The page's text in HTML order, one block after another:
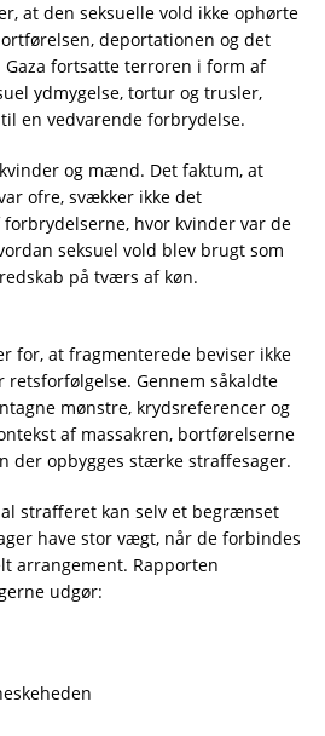
at den seksuelle vold ikke ophørte
deportationen og det
Gaza fortsatte terroren i form af
ydmygelse, tortur og trusler,
en vedvarende forbrydelse.
og mænd. Det faktum, at
ofre, svækker ikke det
hvor kvinder var de
seksuel vold blev brugt som
på tværs af køn.
for, at fragmenterede beviser ikke
Gennem såkaldte
mønstre, krydsreferencer og
af massakren, bortførelserne
der opbygges stærke straffesager.
strafferet kan selv et begrænset
have stor vægt, når de forbindes
arrangement. Rapporten
udgør: